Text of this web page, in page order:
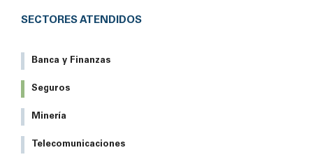
SECTORES ATENDIDOS
Banca y Finanzas
Seguros
Minería
Telecomunicaciones